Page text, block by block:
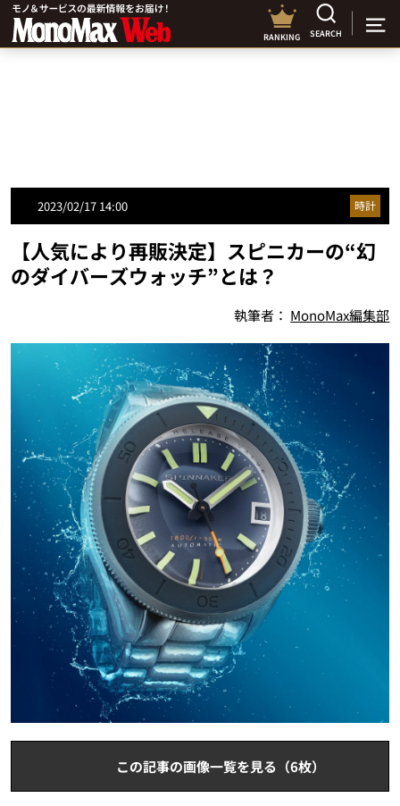
RANKING SEARCH
2023/02/17 14:00 時計
【人気により再販決定】スピニカーの“幻
のダイバーズウォッチ”とは？
執筆者： MonoMax編集部
この記事の画像一覧を見る（6枚）